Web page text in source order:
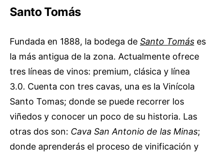
Santo Tomás
Fundada en 1888, la bodega de Santo Tomás es
la más antigua de la zona. Actualmente ofrece
tres líneas de vinos: premium, clásica y línea
3.0. Cuenta con tres cavas, una es la Vinícola
Santo Tomas; donde se puede recorrer los
viñedos y conocer un poco de su historia. Las
otras dos son: Cava San Antonio de las Minas;
donde aprenderás el proceso de vinificación y